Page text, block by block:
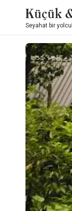
Küçük
Seyahat bir